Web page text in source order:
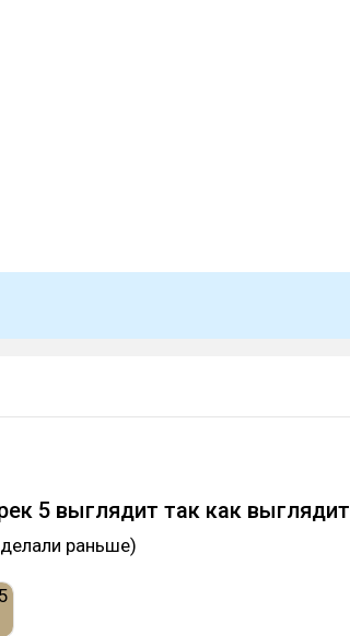
5 выглядит так как выглядит
раньше)